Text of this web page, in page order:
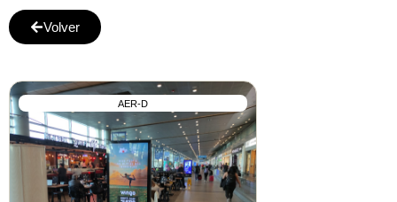
Volver
AER-D